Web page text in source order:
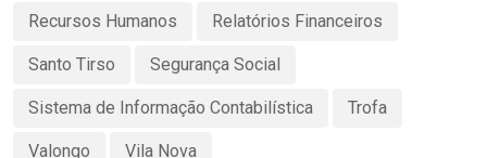
Recursos Humanos Relatórios Financeiros
Santo Tirso Segurança Social
Sistema de Informação Contabilística Trofa
Valongo Vila Nova